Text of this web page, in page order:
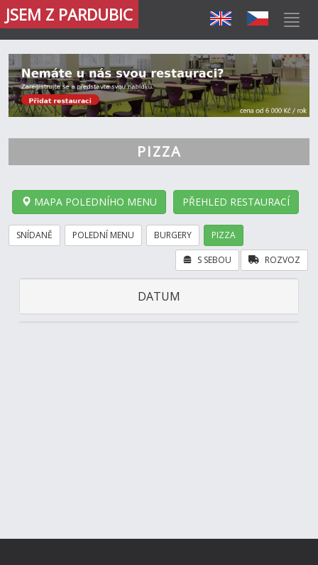
JSEM Z PARDUBIC
PIZZA
MAPA POLEDNÍHO MENU PŘEHLED RESTAURACÍ
SNÍDANĚ POLEDNÍ MENU BURGERY PIZZA
ROZVOZ
S SEBOU
DATUM